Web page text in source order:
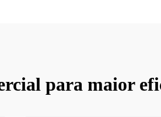
para maior